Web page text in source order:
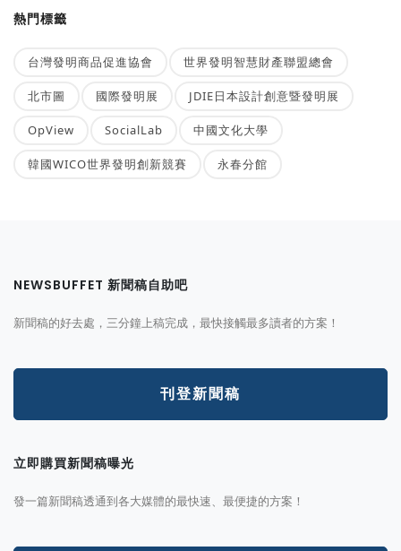
熱門標籤
台灣發明商品促進協會 世界發明智慧財產聯盟總會
北市圖 國際發明展 JDIE日本設計創意暨發明展
OpView SocialLab 中國文化大學
韓國WICO世界發明創新競賽 永春分館
NEWSBUFFET 新聞稿自助吧
新聞稿的好去處，三分鐘上稿完成，最快接觸最多讀者的方案！
刊登新聞稿
立即購買新聞稿曝光
發一篇新聞稿透通到各大媒體的最快速、最便捷的方案！